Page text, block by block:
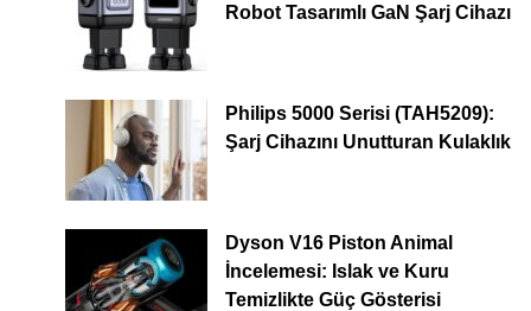
Robot Tasarımlı GaN Şarj Cihazı
Philips 5000 Serisi (TAH5209):
Şarj Cihazını Unutturan Kulaklık
Dyson V16 Piston Animal
İncelemesi: Islak ve Kuru
Temizlikte Güç Gösterisi